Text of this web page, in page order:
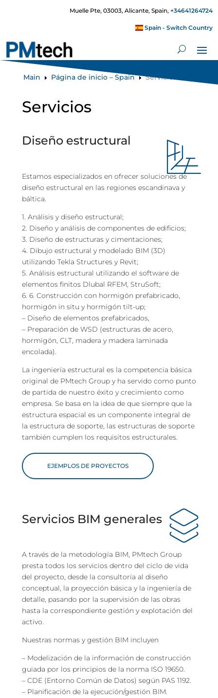
Muelle Pte, 03003, Alicante, Spain, +34641264724
Spain - Switch Country
Servicios
Main E Página de inicio – Spain E Servicios
Diseño estructural
Estamos especializados en ofrecer soluciones de
diseño estructural en las regiones escandinava y
báltica.
1. Análisis y diseño estructural;
2. Diseño y análisis de componentes de edificios;
3. Diseño de estructuras y cimentaciones;
4. Dibujo estructural y modelado BIM (3D)
utilizando Tekla Structures y Revit;
5. Análisis estructural utilizando el software de
elementos finitos Dlubal RFEM, StruSoft;
6. 6. Construcción con hormigón prefabricado,
hormigón in situ y hormigón tilt-up;
– Diseño de elementos prefabricados,
– Preparación de WSD (estructuras de acero,
hormigón, CLT, madera y madera laminada
encolada).
La ingeniería estructural es la competencia básica
original de PMtech Group y ha servido como punto
de partida de nuestro éxito y crecimiento como
empresa. Se basa en la idea de que siempre que la
estructura espacial es un componente integral de
la estructura de soporte, las estructuras de soporte
también cumplen los requisitos estructurales.
EJEMPLOS DE PROYECTOS
Servicios BIM generales
A través de la metodología BIM, PMtech Group
presta todos los servicios dentro del ciclo de vida
del proyecto, desde la consultoría al diseño
conceptual, la proyección básica y la ingeniería de
detalle, pasando por la supervisión de las obras
hasta la correspondiente gestión y explotación del
activo.
Nuestras normas y gestión BIM incluyen
– Modelización de la información de construcción
guiada por los principios de la norma ISO 19650.
– CDE (Entorno Común de Datos) según PAS 1192.
– Planificación de la ejecución/gestión BIM.